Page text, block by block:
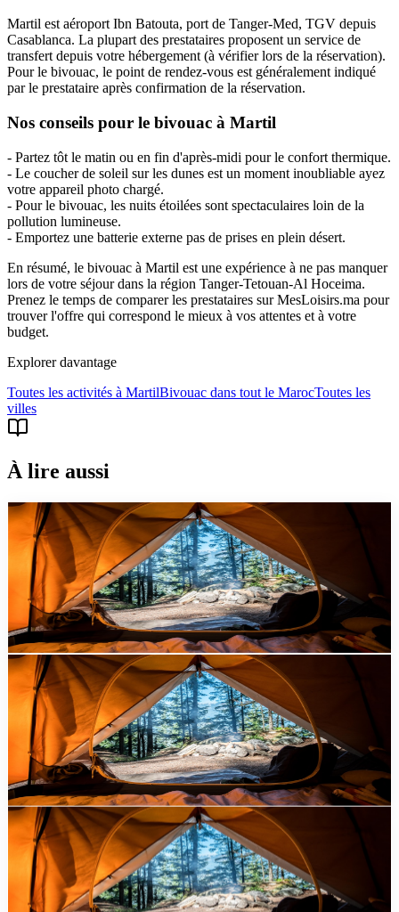
Martil est aéroport Ibn Batouta, port de Tanger-Med, TGV depuis
Casablanca. La plupart des prestataires proposent un service de
transfert depuis votre hébergement (à vérifier lors de la réservation).
Pour le bivouac, le point de rendez-vous est généralement indiqué
par le prestataire après confirmation de la réservation.
Nos conseils pour le bivouac à Martil
- Partez tôt le matin ou en fin d'après-midi pour le confort thermique.
- Le coucher de soleil sur les dunes est un moment inoubliable ayez
votre appareil photo chargé.
- Pour le bivouac, les nuits étoilées sont spectaculaires loin de la
pollution lumineuse.
- Emportez une batterie externe pas de prises en plein désert.
En résumé, le bivouac à Martil est une expérience à ne pas manquer
lors de votre séjour dans la région Tanger-Tetouan-Al Hoceima.
Prenez le temps de comparer les prestataires sur MesLoisirs.ma pour
trouver l'offre qui correspond le mieux à vos attentes et à votre
budget.
Explorer davantage
Toutes les activités à MartilBivouac dans tout le MarocToutes les
villes
À lire aussi
guide
Guide Complet du Camping au Maroc : Bivouac,
Glamping et Campings Equipes
Guide complet du camping au Maroc. Bivouac desert, glamping
Atlas, campings equipes, camping-car : spots, tarifs, equipement et
conseils pratiques.
guide
Guide du camping et bivouac au Maroc : Les
meilleurs spots et conseils pratiques
Guide complet du camping et bivouac au Maroc : meilleurs spots
desert, montagne, cote. Merzouga, Imlil, Dakhla, equipement,
reglementation et prix.
guide
Camping et Bivouac au Maroc : Guide Complet des
Meilleurs Spots
Guide complet du camping au Maroc : meilleurs spots (Atlas,